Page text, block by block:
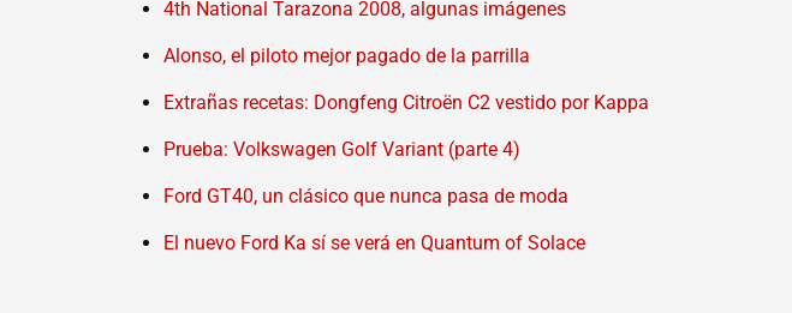
4th National Tarazona 2008, algunas imágenes
Alonso, el piloto mejor pagado de la parrilla
Extrañas recetas: Dongfeng Citroën C2 vestido por Kappa
Prueba: Volkswagen Golf Variant (parte 4)
Ford GT40, un clásico que nunca pasa de moda
El nuevo Ford Ka sí se verá en Quantum of Solace